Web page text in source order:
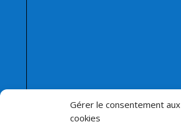
Gérer le consentement aux
cookies